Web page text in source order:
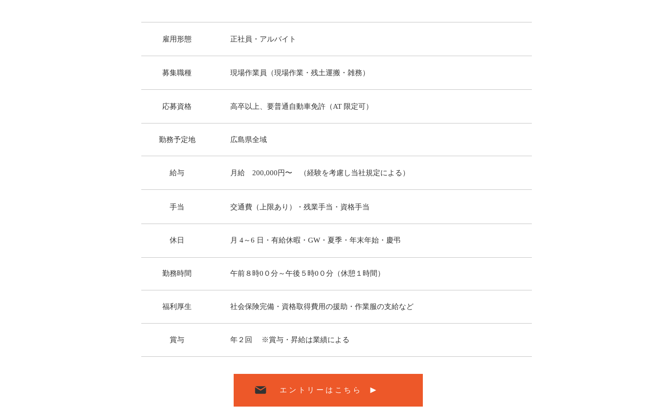
​雇用形態 ​正社員・アルバイト
​募集職種 ​現場作業員（現場作業・残土運搬・雑務）
​応募資格 高卒以上、要普通自動車免許（AT 限定可）
​勤務予定地 ​広島県全域
​給与 月給 200,000円〜 （経験を考慮し当社規定による）
​手当 交通費（上限あり）・残業手当・資格手当
​休日 月 4～6 日・有給休暇・GW・夏季・年末年始・慶弔
​勤務時間 午前８時0 ０分～午後５時0 ０分（休憩１時間）
​福利厚生 社会保険完備・資格取得費用の援助・作業服の支給など
​賞与 年２回 ※賞与・昇給は業績による
エントリーはこちら